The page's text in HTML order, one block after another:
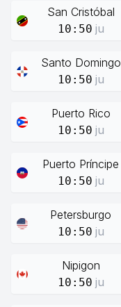
San Cristóbal
10:50 ju
Santo Domingo
10:50 ju
Puerto Rico
10:50 ju
Puerto Príncipe
10:50 ju
Petersburgo
10:50 ju
Nipigon
10:50 ju